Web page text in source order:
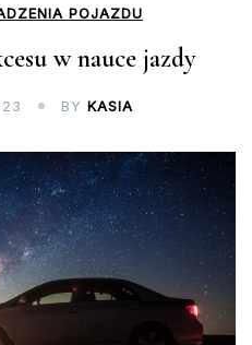
POJAZDU
w nauce jazdy
BY KASIA